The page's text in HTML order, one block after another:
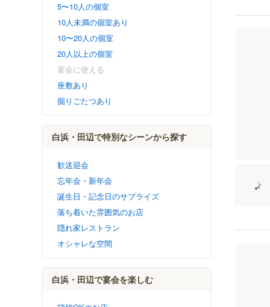
5〜10人の個室
10人未満の個室あり
10〜20人の個室
20人以上の個室
宴会に使える
座敷あり
掘りごたつあり
白浜・田辺で特別なシーンから探す
歓送迎会
忘年会・新年会
誕生日・記念日のサプライズ
落ち着いた雰囲気のお店
隠れ家レストラン
オシャレな空間
白浜・田辺で宴会を楽しむ